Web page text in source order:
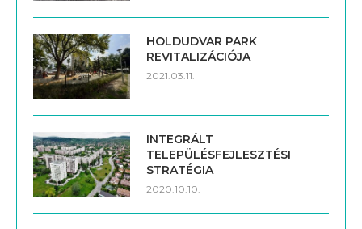
HOLDUDVAR PARK
REVITALIZÁCIÓJA
2021.03.11.
INTEGRÁLT
TELEPÜLÉSFEJLESZTÉSI
STRATÉGIA
2020.10.10.